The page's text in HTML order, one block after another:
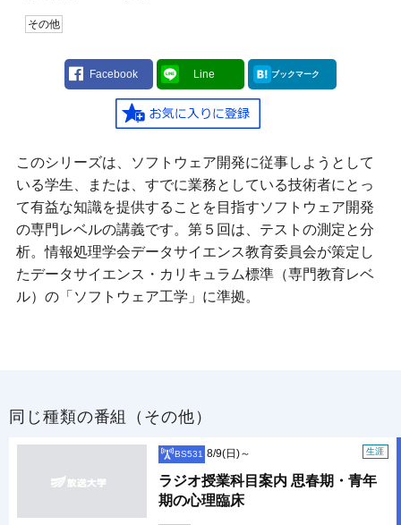
その他
Facebook Line ブックマーク
このシリーズは、ソフトウェア開発に従事しようとして
いる学生、または、すでに業務としている技術者にとっ
て有益な知識を提供することを目指すソフトウェア開発
の専門レベルの講義です。第５回は、テストの測定と分
析。情報処理学会データサイエンス教育委員会が策定し
たデータサイエンス・カリキュラム標準（専門教育レベ
ル）の「ソフトウェア工学」に準拠。
同じ種類の番組（その他）
BS531 生涯
8/9(日)～
ラジオ授業科目案内 思春期・青年
期の心理臨床